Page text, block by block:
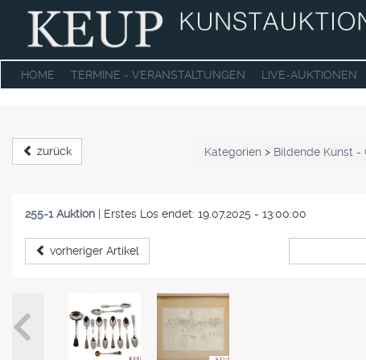
HOME TERMINE - VERANSTALTUNGEN LIVE-AUKTIONEN
zurück Kategorien > Bildende Kunst -
255-1 Auktion | Erstes Los endet: 19.07.2025 - 13:00:00
vorheriger Artikel